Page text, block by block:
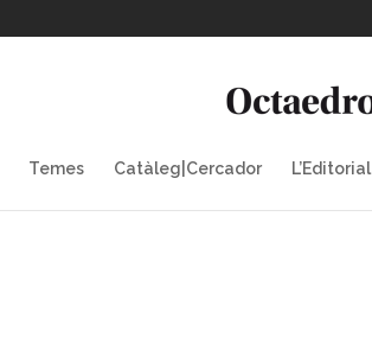
Temes Catàleg|Cercador L’Editorial